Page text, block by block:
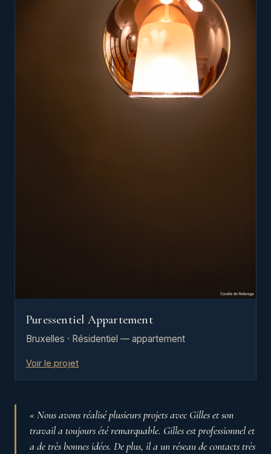
Puressentiel Appartement
Bruxelles · Résidentiel — appartement
Voir le projet
« Nous avons réalisé plusieurs projets avec Gilles et son
travail a toujours été remarquable. Gilles est professionnel et
a de très bonnes idées. De plus, il a un réseau de contacts très